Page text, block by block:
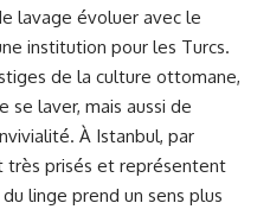
lavage évoluer avec le
institution pour les Turcs.
de la culture ottomane,
laver, mais aussi de
À Istanbul, par
très prisés et représentent
linge prend un sens plus